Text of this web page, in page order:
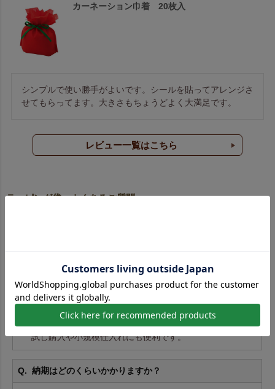
カーネーション巾着 20枚入
シンプルで使い勝手がよいです。シールを貼ってアレンジさ
せてもらってます。大きさもちょうどよく大満足です。
レビュー一覧はこちら
ラッピング袋 よくあるご質問
不織布製袋、不織布製巾着を中心に、和風ラッピングも
ご用意。用途ごとの詳細は商品ページをご覧ください。
最小ロットは何枚から注文できますか？
10枚からご注文いただけます。小ロットは割高ですが、
試し購入や小規模仕入れにも便利です。
納期はどのくらいかかりますか？